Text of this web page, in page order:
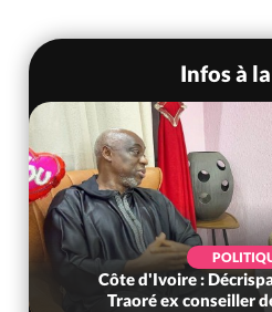
Infos à
Côte d'Ivoire :
Traoré ex conseiller